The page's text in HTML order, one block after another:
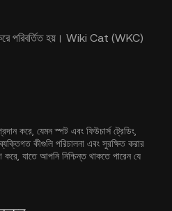
পরিবর্তিত হয়। Wiki Cat (WKC)
করে, যেমন স্পট এবং ফিউচার্স ট্রেডিং,
কীগুলি পরিচালনা এবং সুরক্ষিত করার
যাতে আপনি নিশ্চিন্ত থাকতে পারেন যে